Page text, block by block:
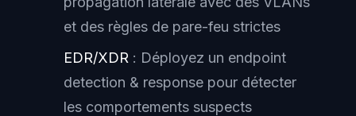
et des règles de pare-feu strictes
EDR/XDR : Déployez un endpoint
detection & response pour détecter
les comportements suspects